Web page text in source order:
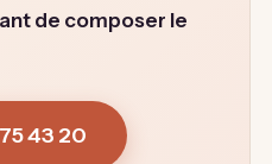
de composer le
43 20